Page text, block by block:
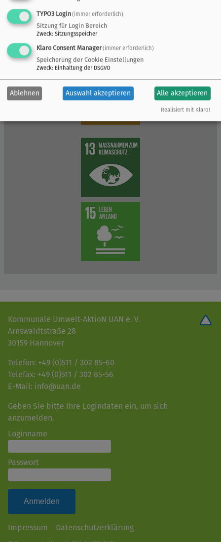
Kommunale Umwelt-AktioN UAN e. V.
Arnswaldtstraße 28
30159 Hannover
Telefon: +49 (0)511 / 302 85-60
Telefax: +49 (0)511 / 302 85-56
E-Mail: info@uan.de
Geben Sie bitte Ihre Logindaten ein, um sich
anzumelden.
Loginname
Passwort
Impressum Datenschutzerklärung
TYPO3 Login(immer erforderlich)
Sitzung für Login Bereich
Zweck: Sitzungsspeicher
Klaro Consent Manager(immer erforderlich)
Speicherung der Cookie Einstellungen
Zweck: Einhaltung der DSGVO
Ablehnen Auswahl akzeptieren Alle akzeptieren
Realisiert mit Klaro!